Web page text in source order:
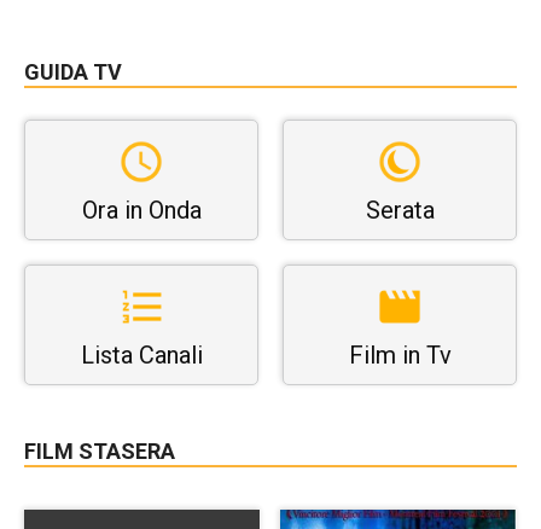
GUIDA TV
Ora in Onda Serata
Lista Canali Film in Tv
FILM STASERA